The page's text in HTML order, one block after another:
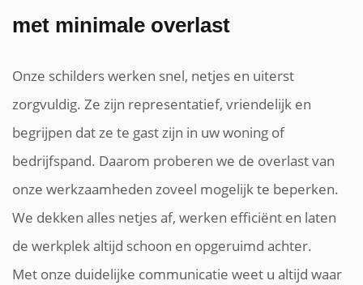
met minimale overlast
Onze schilders werken snel, netjes en uiterst
zorgvuldig. Ze zijn representatief, vriendelijk en
begrijpen dat ze te gast zijn in uw woning of
bedrijfspand. Daarom proberen we de overlast van
onze werkzaamheden zoveel mogelijk te beperken.
We dekken alles netjes af, werken efficiënt en laten
de werkplek altijd schoon en opgeruimd achter.
Met onze duidelijke communicatie weet u altijd waar